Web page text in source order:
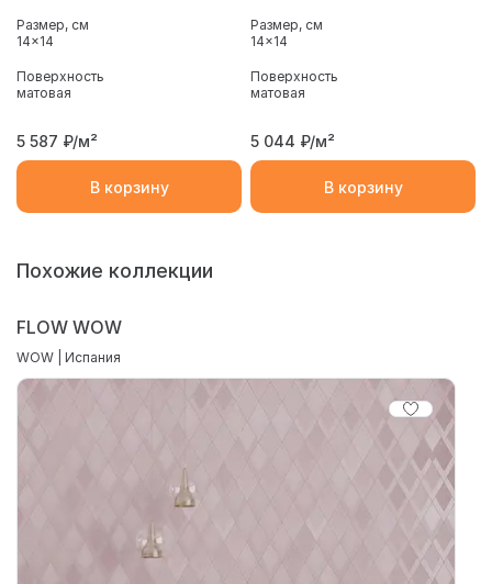
Размер, см
14x14
Поверхность
матовая
5 587 ₽/м²
В корзину
Размер, см
14x14
Поверхность
матовая
5 044 ₽/м²
В корзину
Похожие коллекции
FLOW WOW
WOW | Испания